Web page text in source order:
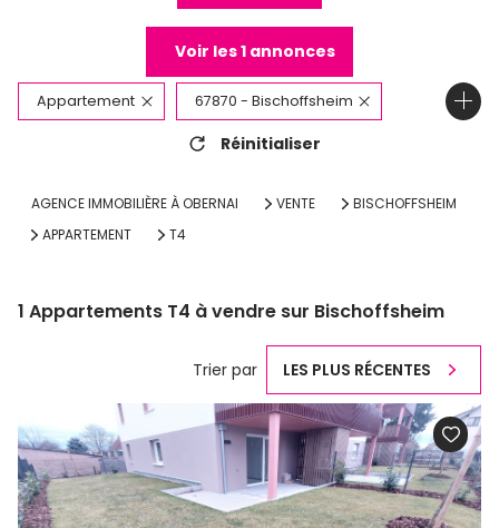
Voir les1 annonces
Appartement 67870 - Bischoffsheim
Réinitialiser
AGENCE IMMOBILIÈRE À OBERNAI VENTE
BISCHOFFSHEIM
APPARTEMENT
T4
1 Appartements T4 à vendre sur Bischoffsheim
Trier par LES PLUS RÉCENTES